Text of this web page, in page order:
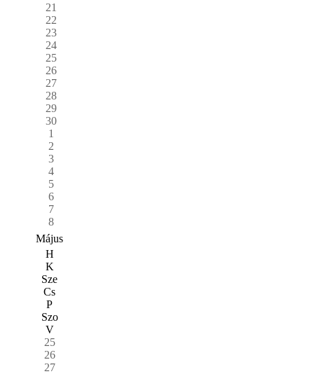
21
22
23
24
25
26
27
28
29
30
1
2
3
4
5
6
7
8
Május
H
K
Sze
Cs
P
Szo
V
25
26
27